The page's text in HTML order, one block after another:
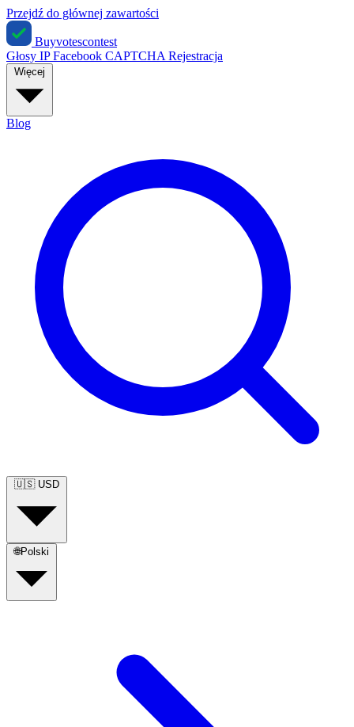
Przejdź do głównej zawartości
Buyvotescontest
Głosy IPFacebook CAPTCHA Rejestracja
Blog
🇺🇸 USD
🌐Polski